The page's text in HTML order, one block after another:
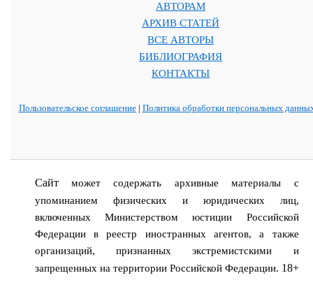
АВТОРАМ
АРХИВ СТАТЕЙ
ВСЕ АВТОРЫ
БИБЛИОГРАФИЯ
КОНТАКТЫ
Пользовательское соглашение| Политика обработки персональных
Сайтможет содержать архивные материалы с
упоминанием физических и юридических лиц,
включенных Министерством юстиции Российской
Федерации в реестр иностранных агентов, а также
организаций, признанных экстремистскими и
запрещенных на территории Российской Федерации. 18+